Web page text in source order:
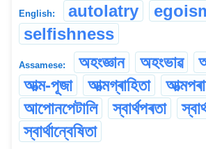
English: autolatry
selfishness
Assamese: অহংজ্ঞান অহংভাৱ
আত্ম-পূজা
আত্মগ্ৰাহিতা
আপোনপেটালি
স্বাৰ্থপৰতা
স্বাৰ্থান্বেষিতা